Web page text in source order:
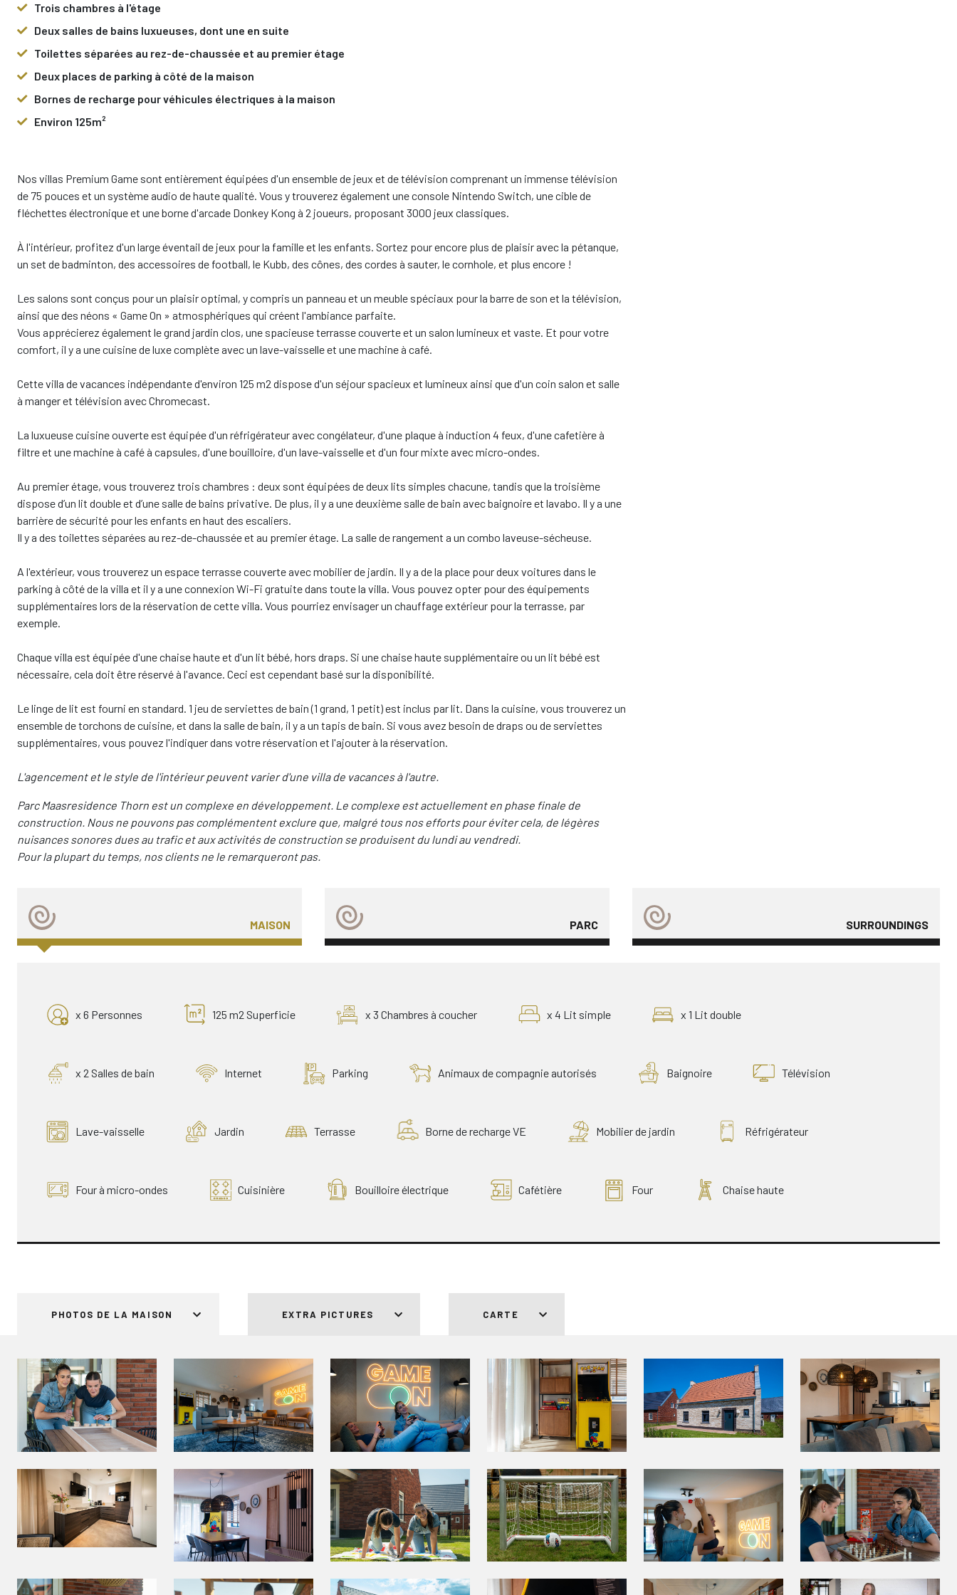
Trois chambres à l'étage
Deux salles de bains luxueuses, dont une en suite
Toilettes séparées au rez-de-chaussée et au premier étage
Deux places de parking à côté de la maison
Bornes de recharge pour véhicules électriques à la maison
Environ 125m²
Nos villas Premium Game sont entièrement équipées d'un ensemble de jeux et de télévision comprenant un immense télévision
de 75 pouces et un système audio de haute qualité. Vous y trouverez également une console Nintendo Switch, une cible de
fléchettes électronique et une borne d'arcade Donkey Kong à 2 joueurs, proposant 3000 jeux classiques.
À l'intérieur, profitez d'un large éventail de jeux pour la famille et les enfants. Sortez pour encore plus de plaisir avec la pétanque,
un set de badminton, des accessoires de football, le Kubb, des cônes, des cordes à sauter, le cornhole, et plus encore !
Les salons sont conçus pour un plaisir optimal, y compris un panneau et un meuble spéciaux pour la barre de son et la télévision,
ainsi que des néons « Game On » atmosphériques qui créent l'ambiance parfaite.
Vous apprécierez également le grand jardin clos, une spacieuse terrasse couverte et un salon lumineux et vaste. Et pour votre
comfort, il y a une cuisine de luxe complète avec un lave-vaisselle et une machine à café.
Cette villa de vacances indépendante d'environ 125 m2 dispose d'un séjour spacieux et lumineux ainsi que d'un coin salon et salle
à manger et télévision avec Chromecast.
La luxueuse cuisine ouverte est équipée d'un réfrigérateur avec congélateur, d'une plaque à induction 4 feux, d'une cafetière à
filtre et une machine à café à capsules, d'une bouilloire, d'un lave-vaisselle et d'un four mixte avec micro-ondes.
Au premier étage, vous trouverez trois chambres : deux sont équipées de deux lits simples chacune, tandis que la troisième
dispose d’un lit double et d’une salle de bains privative. De plus, il y a une deuxième salle de bain avec baignoire et lavabo. Il y a une
barrière de sécurité pour les enfants en haut des escaliers.
Il y a des toilettes séparées au rez-de-chaussée et au premier étage. La salle de rangement a un combo laveuse-sécheuse.
A l'extérieur, vous trouverez un espace terrasse couverte avec mobilier de jardin. Il y a de la place pour deux voitures dans le
parking à côté de la villa et il y a une connexion Wi-Fi gratuite dans toute la villa. Vous pouvez opter pour des équipements
supplémentaires lors de la réservation de cette villa. Vous pourriez envisager un chauffage extérieur pour la terrasse, par
exemple.
Chaque villa est équipée d'une chaise haute et d'un lit bébé, hors draps. Si une chaise haute supplémentaire ou un lit bébé est
nécessaire, cela doit être réservé à l'avance. Ceci est cependant basé sur la disponibilité.
Le linge de lit est fourni en standard. 1 jeu de serviettes de bain (1 grand, 1 petit) est inclus par lit. Dans la cuisine, vous trouverez un
ensemble de torchons de cuisine, et dans la salle de bain, il y a un tapis de bain. Si vous avez besoin de draps ou de serviettes
supplémentaires, vous pouvez l'indiquer dans votre réservation et l'ajouter à la réservation.
L'agencement et le style de l'intérieur peuvent varier d'une villa de vacances à l'autre.
Parc Maasresidence Thorn est un complexe en développement. Le complexe est actuellement en phase finale de
construction. Nous ne pouvons pas complémentent exclure que, malgré tous nos efforts pour éviter cela, de légères
nuisances sonores dues au trafic et aux activités de construction se produisent du lundi au vendredi.
Pour la plupart du temps, nos clients ne le remarqueront pas.
MAISON PARC SURROUNDINGS
x 6 Personnes 125 m2 Superficie x 3 Chambres à coucher x 4 Lit simple x 1 Lit double
x 2 Salles de bain Internet Parking Animaux de compagnie autorisés Baignoire Télévision
Lave-vaisselle Jardin Terrasse Borne de recharge VE Mobilier de jardin Réfrigérateur
Four à micro-ondes Cuisinière Bouilloire électrique Cafétière Four Chaise haute
PHOTOS DE LA MAISON EXTRA PICTURES CARTE